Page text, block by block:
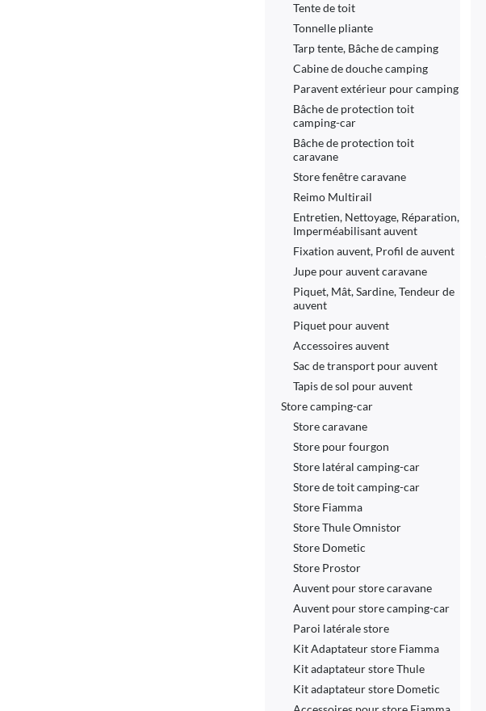
Tente de toit
Tonnelle pliante
Tarp tente, Bâche de camping
Cabine de douche camping
Paravent extérieur pour camping
Bâche de protection toit
camping-car
Bâche de protection toit
caravane
Store fenêtre caravane
Reimo Multirail
Entretien, Nettoyage, Réparation,
Imperméabilisant auvent
Fixation auvent, Profil de auvent
Jupe pour auvent caravane
Piquet, Mât, Sardine, Tendeur de
auvent
Piquet pour auvent
Accessoires auvent
Sac de transport pour auvent
Tapis de sol pour auvent
Store camping-car
Store caravane
Store pour fourgon
Store latéral camping-car
Store de toit camping-car
Store Fiamma
Store Thule Omnistor
Store Dometic
Store Prostor
Auvent pour store caravane
Auvent pour store camping-car
Paroi latérale store
Kit Adaptateur store Fiamma
Kit adaptateur store Thule
Kit adaptateur store Dometic